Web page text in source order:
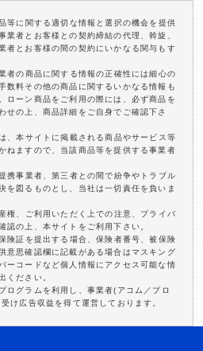
等に関する適切な情報と選択の機会を提供
業者とお客様との契約締結の代理、斡旋、
者とお客様の間の契約にいかなる関与もす
者の商品に関する情報の正確性には細心の
数料その他の商品に関するいかなる情報も
ローン商品をご利用の際には、必ず商品を
せの上、商品詳細をご自身でご確認下さ
、本サイトに掲載される商品やサービス等
ねますので、当該商品等を提供する事業者
携事業者、第三者との間で紛争やトラブル
を図るものとし、当社は一切責任を負いま
権、ご利用いただく上での注意、プライバ
認の上、本サイトをご利用下さい。
険証を提出する場合、保険者番号、被保険
意思確認欄に記載がある場合はマスキング
ーコードなど個人情報にアクセス可能な情
ください。
ログラムを利用し、事業者(アコム／プロ
け広告収益を得て運営しております。